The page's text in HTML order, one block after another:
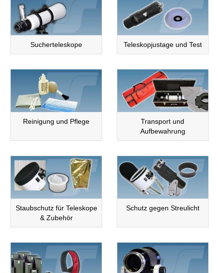
Sucherteleskope Teleskopjustage und Test
Reinigung und Pflege
Transport und
Aufbewahrung
Staubschutz für Teleskope
& Zubehör
Schutz gegen Streulicht